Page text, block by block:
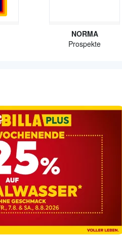
NORMA
Prospekte